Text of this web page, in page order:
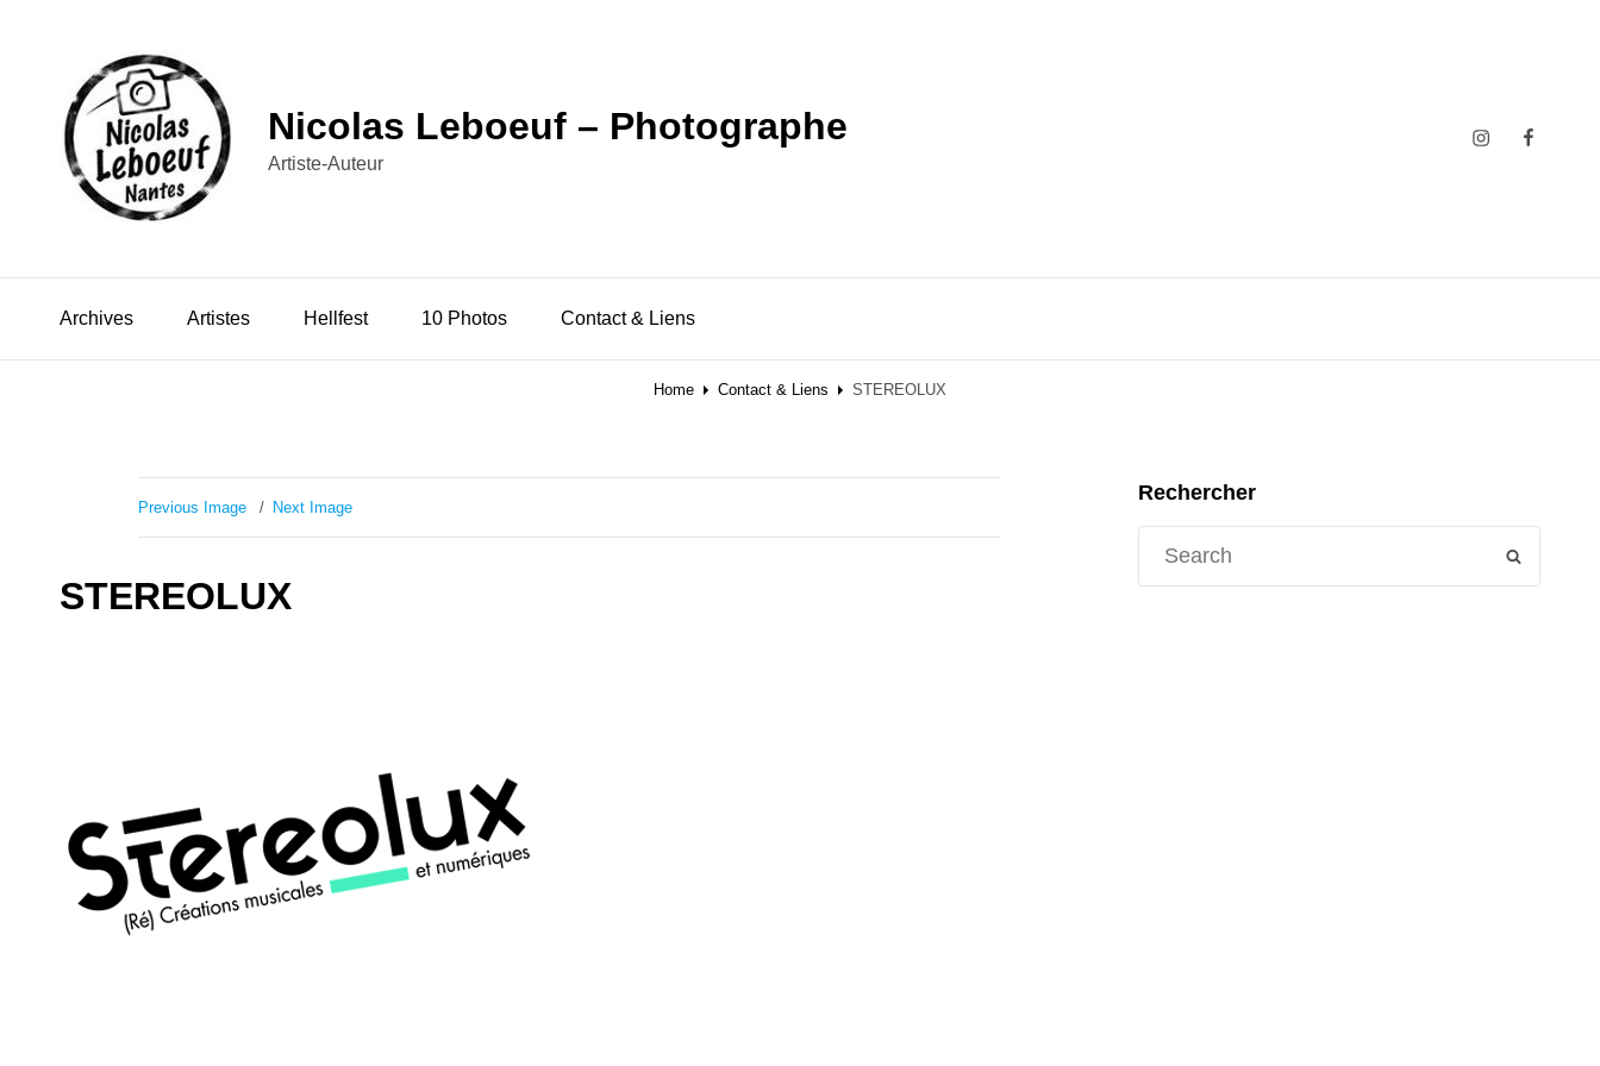
Nicolas Leboeuf – Photographe
Artiste-Auteur
Insta
Archives Artistes Hellfest 10 Photos Contact & Liens
Home Contact & Liens STEREOLUX
Previous Image Next Image
STEREOLUX
Rechercher